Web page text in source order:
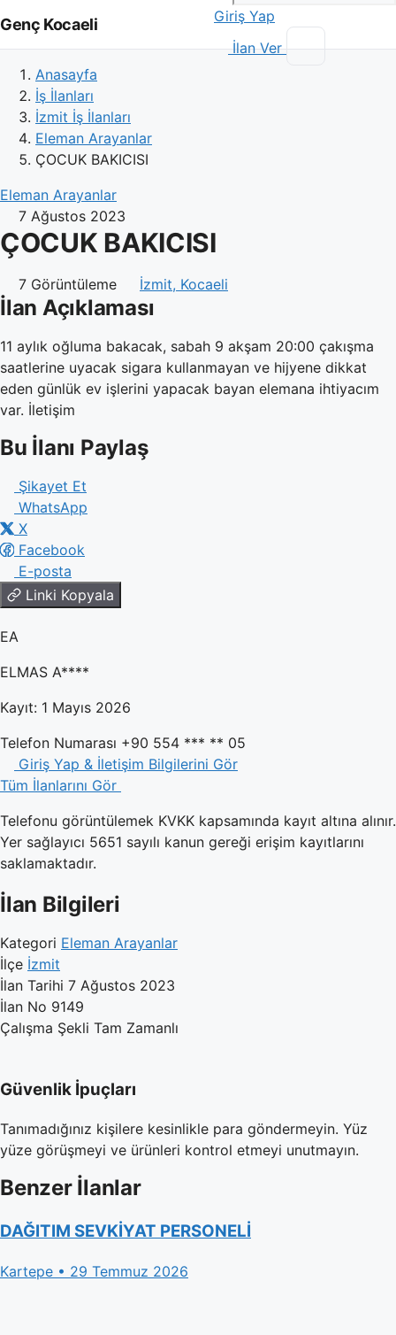
Genç Kocaeli
Giriş Yap
İlan Ver
Anasayfa
İş İlanları
İzmit İş İlanları
Eleman Arayanlar
ÇOCUK BAKICISI
Eleman Arayanlar
7 Ağustos 2023
ÇOCUK BAKICISI
7 Görüntüleme İzmit, Kocaeli
İlan Açıklaması
11 aylık oğluma bakacak, sabah 9 akşam 20:00 çakışma
saatlerine uyacak sigara kullanmayan ve hijyene dikkat
eden günlük ev işlerini yapacak bayan elemana ihtiyacım
var. İletişim
Bu İlanı Paylaş
Şikayet Et
WhatsApp
X
Facebook
E-posta
Linki Kopyala
EA
ELMAS A****
Kayıt: 1 Mayıs 2026
Telefon Numarası +90 554 *** ** 05
Giriş Yap & İletişim Bilgilerini Gör
Tüm İlanlarını Gör
Telefonu görüntülemek KVKK kapsamında kayıt altına alınır.
Yer sağlayıcı 5651 sayılı kanun gereği erişim kayıtlarını
saklamaktadır.
İlan Bilgileri
Kategori Eleman Arayanlar
İlçe İzmit
İlan Tarihi 7 Ağustos 2023
İlan No 9149
Çalışma Şekli Tam Zamanlı
Güvenlik İpuçları
Tanımadığınız kişilere kesinlikle para göndermeyin. Yüz
yüze görüşmeyi ve ürünleri kontrol etmeyi unutmayın.
Benzer İlanlar
DAĞITIM SEVKİYAT PERSONELİ
Kartepe • 29 Temmuz 2026